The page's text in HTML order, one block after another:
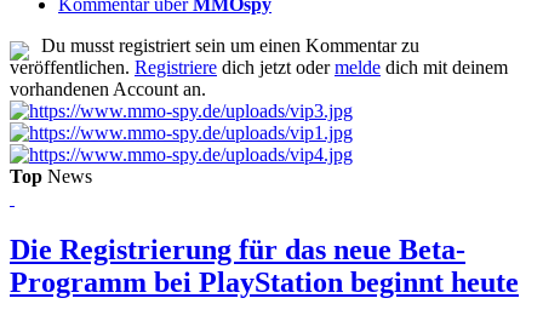
Kommentar überMMOspy
Du musst registriert sein um einen Kommentar zu
veröffentlichen. Registriere dich jetzt odermelde dich mit deinem
vorhandenen Account an.
Top News
Die Registrierung für das neue Beta-
Programm bei PlayStation beginnt heute